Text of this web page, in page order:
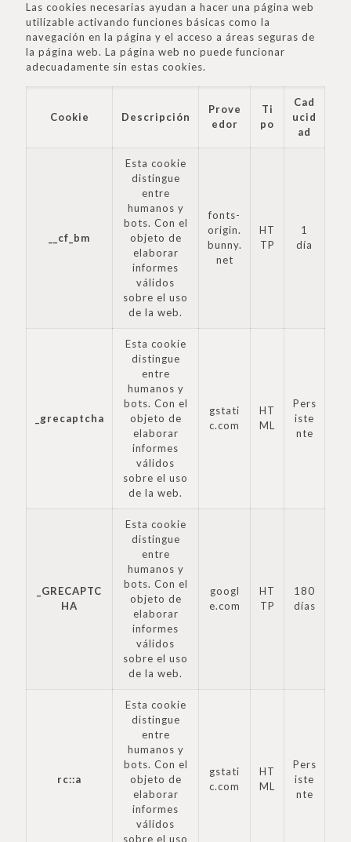
Las cookies necesarias ayudan a hacer una página web
utilizable activando funciones básicas como la
navegación en la página y el acceso a áreas seguras de
la página web. La página web no puede funcionar
adecuadamente sin estas cookies.
Cookie Descripción
Prove
edor
Ti
po
Cad
ucid
ad
__cf_bm
Esta cookie
distingue
entre
humanos y
bots. Con el
objeto de
elaborar
informes
válidos
sobre el uso
de la web.
fonts-
origin.
bunny.
net
HT
TP
1
día
_grecaptcha
Esta cookie
distingue
entre
humanos y
bots. Con el
objeto de
elaborar
informes
válidos
sobre el uso
de la web.
gstati
c.com
HT
ML
Pers
iste
nte
_GRECAPTC
HA
Esta cookie
distingue
entre
humanos y
bots. Con el
objeto de
elaborar
informes
válidos
sobre el uso
de la web.
googl
e.com
HT
TP
180
días
rc::a
Esta cookie
distingue
entre
humanos y
bots. Con el
objeto de
elaborar
informes
válidos
sobre el uso
gstati
c.com
HT
ML
Pers
iste
nte